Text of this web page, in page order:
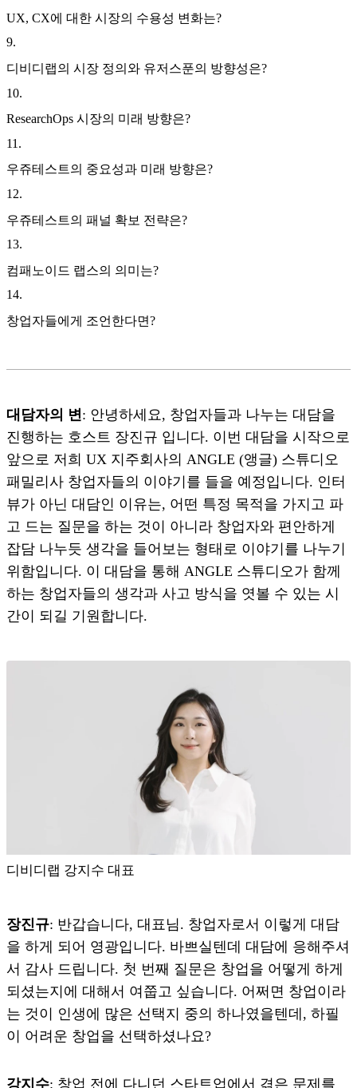
UX, CX에 대한 시장의 수용성 변화는?
9.
디비디랩의 시장 정의와 유저스푼의 방향성은?
10.
ResearchOps 시장의 미래 방향은?
11 .
우쥬테스트의 중요성과 미래 방향은?
12.
우쥬테스트의 패널 확보 전략은?
13.
컴패노이드 랩스의 의미는?
14.
창업자들에게 조언한다면?
대담자의 변: 안녕하세요, 창업자들과 나누는 대담을
진행하는 호스트 장진규 입니다. 이번 대담을 시작으로
앞으로 저희 UX 지주회사의 ANGLE (앵글) 스튜디오
패밀리사 창업자들의 이야기를 들을 예정입니다. 인터
뷰가 아닌 대담인 이유는, 어떤 특정 목적을 가지고 파
고 드는 질문을 하는 것이 아니라 창업자와 편안하게
잡담 나누듯 생각을 들어보는 형태로 이야기를 나누기
위함입니다. 이 대담을 통해 ANGLE 스튜디오가 함께
하는 창업자들의 생각과 사고 방식을 엿볼 수 있는 시
간이 되길 기원합니다.
디비디랩 강지수 대표
장진규: 반갑습니다, 대표님. 창업자로서 이렇게 대담
을 하게 되어 영광입니다. 바쁘실텐데 대담에 응해주셔
서 감사 드립니다. 첫 번째 질문은 창업을 어떻게 하게
되셨는지에 대해서 여쭙고 싶습니다. 어쩌면 창업이라
는 것이 인생에 많은 선택지 중의 하나였을텐데, 하필
이 어려운 창업을 선택하셨나요?
강지수: 창업 전에 다니던 스타트업에서 겪은 문제를